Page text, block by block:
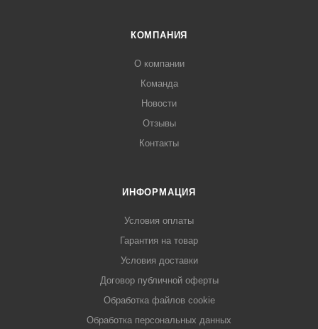
КОМПАНИЯ
О компании
Команда
Новости
Отзывы
Контакты
ИНФОРМАЦИЯ
Условия оплаты
Гарантия на товар
Условия доставки
Договор публичной оферты
Обработка файлов cookie
Обработка персональных данных